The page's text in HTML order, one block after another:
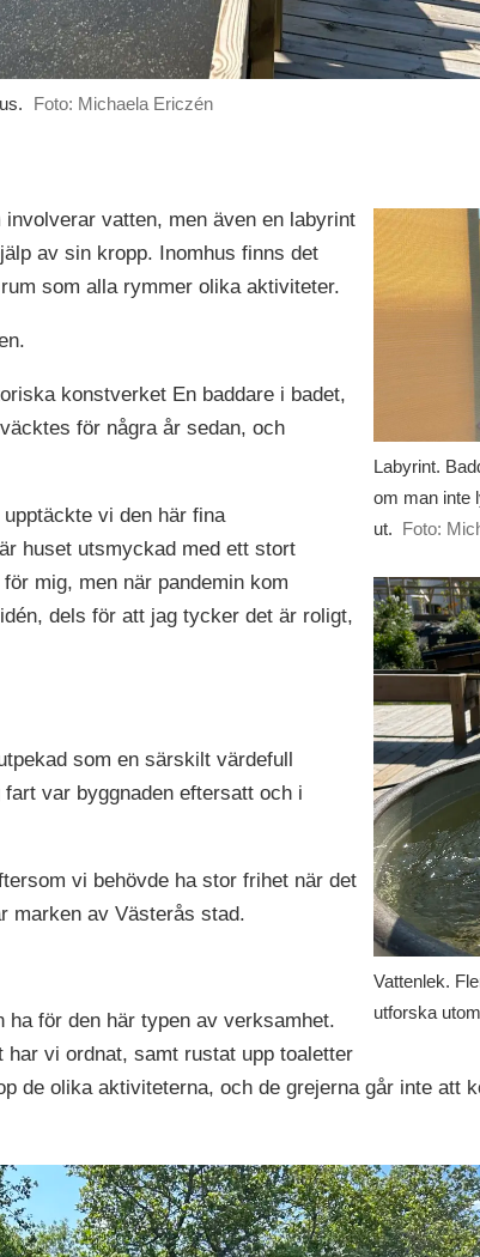
Foto: Michaela Ericzén
Labyrint.
om man inte
ut. Foto:
vatten, men även en labyrint
av sin kropp. Inomhus finns det
som alla rymmer olika aktiviteter.
konstverket En baddare i badet,
för några år sedan, och
Vattenlek.
utforska
vi den här fina
huset utsmyckad med ett stort
mig, men när pandemin kom
dels för att jag tycker det är roligt,
som en särskilt värdefull
var byggnaden eftersatt och i
vi behövde ha stor frihet när det
marken av Västerås stad.
för den här typen av verksamhet.
har vi ordnat, samt rustat upp toaletter
de olika aktiviteterna, och de grejerna går inte att